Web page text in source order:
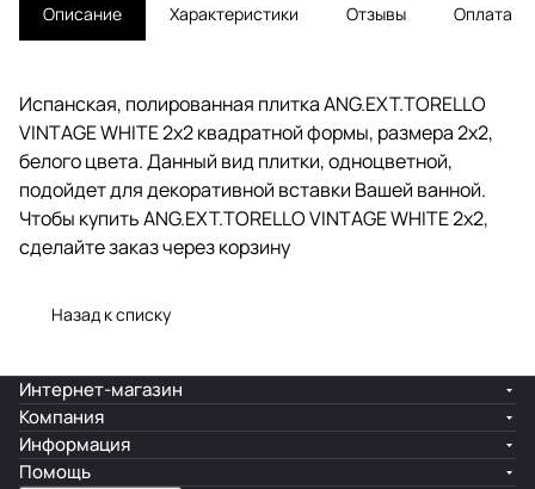
Описание Характеристики Отзывы Оплата
Испанская, полированная плитка ANG.EXT.TORELLO
VINTAGE WHITE 2x2 квадратной формы, размера 2x2,
белого цвета. Данный вид плитки, одноцветной,
подойдет для декоративной вставки Вашей ванной.
Чтобы купить ANG.EXT.TORELLO VINTAGE WHITE 2x2,
сделайте заказ через корзину
Назад к списку
Интернет-магазин
Компания
Информация
Помощь